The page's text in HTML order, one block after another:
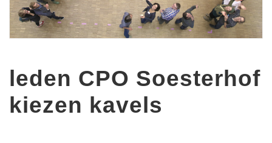
leden CPO Soesterhof
kiezen kavels